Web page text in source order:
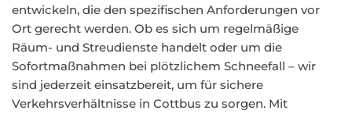
entwickeln, die den spezifischen Anforderungen vor
Ort gerecht werden. Ob es sich um regelmäßige
Räum- und Streudienste handelt oder um die
Sofortmaßnahmen bei plötzlichem Schneefall – wir
sind jederzeit einsatzbereit, um für sichere
Verkehrsverhältnisse in Cottbus zu sorgen. Mit